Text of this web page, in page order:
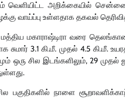
அறிக்கையில் சென்னை,
வாய்ப்பு உள்ளதாக தகவல்
மத்திய மகாராஷ்டிரா வரை
சுமார் 3.1 கி.மீ. முதல் 4.5 கி.மீ.
ஒரு சில இடங்களிலும், 29
பகுதிகளில் நாளை